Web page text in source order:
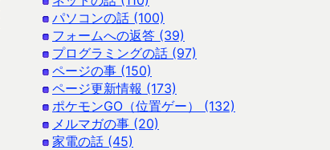
パソコンの話 (100)
フォームへの返答 (39)
プログラミングの話 (97)
ページの事 (150)
ページ更新情報 (173)
ポケモンGO（位置ゲー） (132)
メルマガの事 (20)
家電の話 (45)